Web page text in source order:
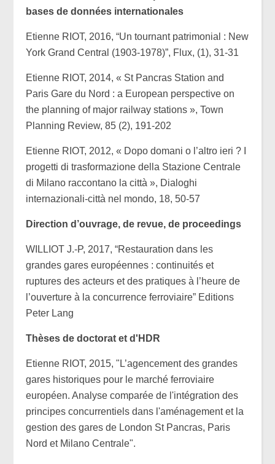
bases de données internationales
Etienne RIOT, 2016, “Un tournant patrimonial : New
York Grand Central (1903-1978)”, Flux, (1), 31-31
Etienne RIOT, 2014, « St Pancras Station and
Paris Gare du Nord : a European perspective on
the planning of major railway stations », Town
Planning Review, 85 (2), 191-202
Etienne RIOT, 2012, « Dopo domani o l’altro ieri ? I
progetti di trasformazione della Stazione Centrale
di Milano raccontano la città », Dialoghi
internazionali-città nel mondo, 18, 50-57
Direction d’ouvrage, de revue, de proceedings
WILLIOT J.-P, 2017, “Restauration dans les
grandes gares européennes : continuités et
ruptures des acteurs et des pratiques à l’heure de
l’ouverture à la concurrence ferroviaire” Editions
Peter Lang
Thèses de doctorat et d'HDR
Etienne RIOT, 2015, "L’agencement des grandes
gares historiques pour le marché ferroviaire
européen. Analyse comparée de l'intégration des
principes concurrentiels dans l'aménagement et la
gestion des gares de London St Pancras, Paris
Nord et Milano Centrale".